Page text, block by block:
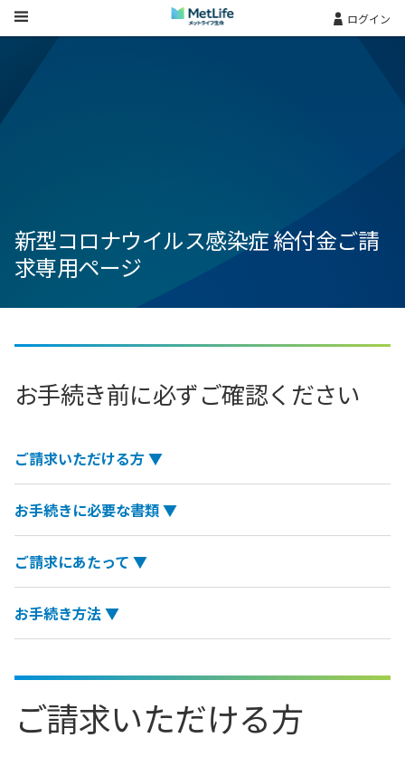
Skip Navigation ログイン
新型コロナウイルス感染症 給付金ご請
求専用ページ
お手続き前に必ずご確認ください
ご請求いただける方 ▼
お手続きに必要な書類 ▼
ご請求にあたって ▼
お手続き方法 ▼
ご請求いただける方